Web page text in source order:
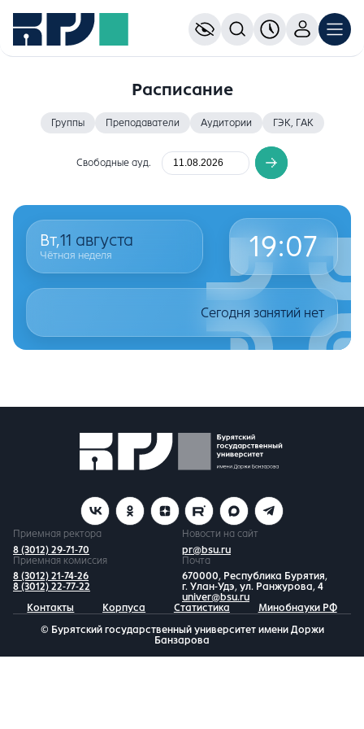
Расписание
Группы Преподаватели Аудитории ГЭК, ГАК
Свободные ауд.
Вт,11 августа
Чётная неделя 19:07
Сегодня занятий нет
Приемная ректора
8 (3012) 29-71-70
Новости на сайт
pr@bsu.ru
Приемная комиссия
8 (3012) 21-74-26
8 (3012) 22-77-22
Почта
670000, Республика Бурятия,
г. Улан-Удэ, ул. Ранжурова, 4
univer@bsu.ru
Контакты
Корпуса Статистика Минобнауки РФ
© Бурятский государственный университет имени Доржи
Банзарова